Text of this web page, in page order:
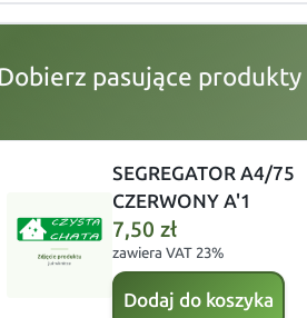
Dobierz pasujące produkty
SEGREGATOR A4/75
CZERWONY A'1
7,50zł
zawiera VAT 23%
Dodaj do koszyka